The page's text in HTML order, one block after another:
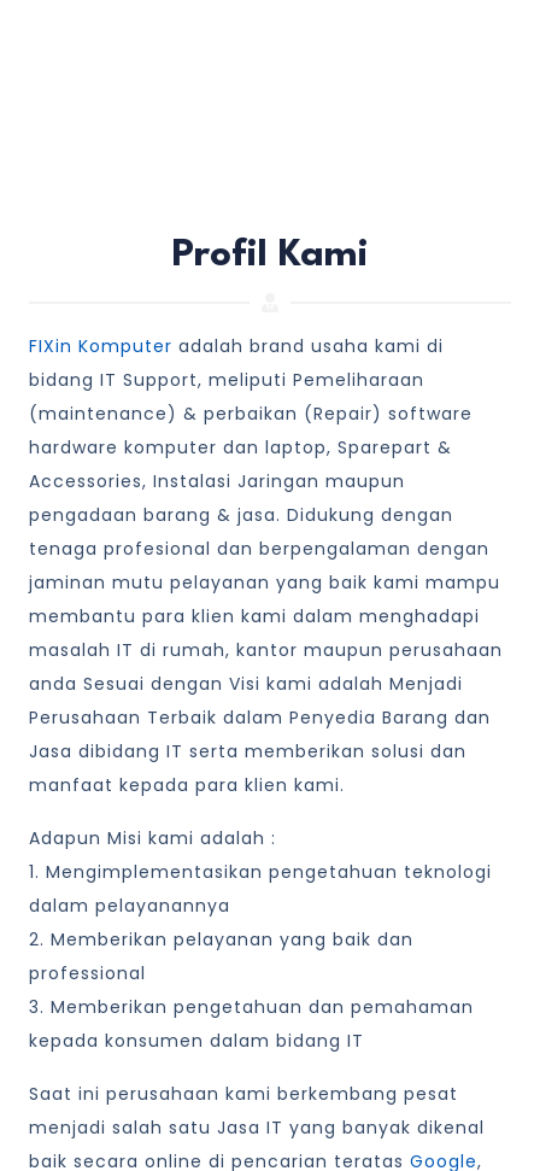
Profil Kami
FIXin Komputer adalah brand usaha kami di
bidang IT Support, meliputi Pemeliharaan
(maintenance) & perbaikan (Repair) software
hardware komputer dan laptop, Sparepart &
Accessories, Instalasi Jaringan maupun
pengadaan barang & jasa. Didukung dengan
tenaga profesional dan berpengalaman dengan
jaminan mutu pelayanan yang baik kami mampu
membantu para klien kami dalam menghadapi
masalah IT di rumah, kantor maupun perusahaan
anda Sesuai dengan Visi kami adalah Menjadi
Perusahaan Terbaik dalam Penyedia Barang dan
Jasa dibidang IT serta memberikan solusi dan
manfaat kepada para klien kami.
Adapun Misi kami adalah :
1. Mengimplementasikan pengetahuan teknologi
dalam pelayanannya
2. Memberikan pelayanan yang baik dan
professional
3. Memberikan pengetahuan dan pemahaman
kepada konsumen dalam bidang IT
Saat ini perusahaan kami berkembang pesat
menjadi salah satu Jasa IT yang banyak dikenal
baik secara online di pencarian teratas Google,